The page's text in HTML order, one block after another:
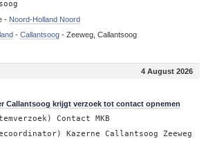
- Noord-Holland Noord
- Callantsoog- Zeeweg, Callantsoog
4 August 2026
Callantsoog krijgt verzoek tot contact opnemen
Contact MKB
Kazerne Callantsoog Zeeweg